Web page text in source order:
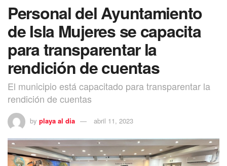
Personal del Ayuntamiento
de Isla Mujeres se capacita
para transparentar la
rendición de cuentas
El municipio está capacitado para transparentar la
rendición de cuentas
by playa al dia abril 11, 2023